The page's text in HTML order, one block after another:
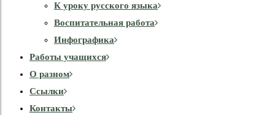
К уроку русского языка
Воспитательная работа
Инфографика
Работы учащихся
О разном
Cсылки
Контакты